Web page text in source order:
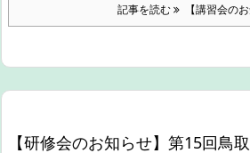
記事を読む 【講習会の
【研修会のお知らせ】第15回鳥